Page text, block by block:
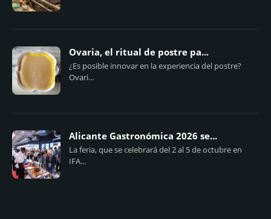
Ovaria, el ritual de postre pa...
¿Es posible innovar en la experiencia del postre?
Ovari...
Alicante Gastronómica 2026 se...
La feria, que se celebrará del 2 al 5 de octubre en
IFA...